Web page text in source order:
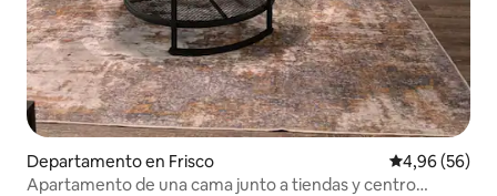
Departamento en Frisco Calificación
4,96 (56)
Apartamento de una cama junto a tiendas y centro